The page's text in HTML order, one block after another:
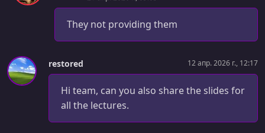
They not providing them
restored 12 апр. 2026 г., 12:17
Hi team, can you also share the slides for
all the lectures.